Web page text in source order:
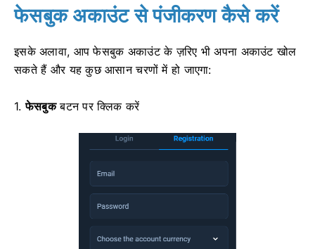
फेसबुक अकाउंट से पंजीकरण कैसे करें
इसके अलावा, आप फेसबुक अकाउंट के ज़रिए भी अपना अकाउंट खोल
सकते हैं और यह कुछ आसान चरणों में हो जाएगा:
1.फेसबुकबटन पर क्लिक करें